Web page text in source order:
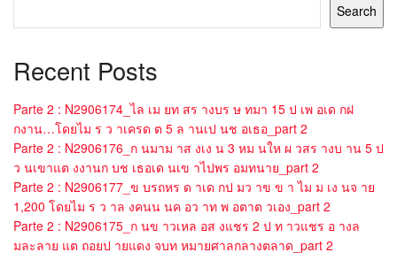
Search
Recent Posts
Parte 2 : N2906174_ไล เม ยท สร างบร ษ ทมา 15 ป เพ อเด กฝ
กงาน…โดยไม ร ว าเครด ต 5 ล านเป นช อเธอ_part 2
Parte 2 : N2906176_ก นมาม าส งเง น 3 หม นให ผ วสร างบ าน 5 ป
ว นเขาแต งงานก บช เธอเด นเข าไปพร อมทนาย_part 2
Parte 2 : N2906177_ข บรถหร ด าเด กป มว าข ข า ไม ม เง นจ าย
1,200 โดยไม ร ว าล งคนน นค อว าท พ อตาต วเอง_part 2
Parte 2 : N2906175_ก นข าวเหล อส งแชร 2 ป ท าวแชร อ างล
มละลาย แต ถอยป ายแดง จบท หมายศาลกลางตลาด_part 2